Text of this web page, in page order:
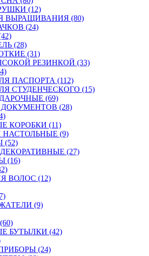
(12)
ВЫРАЩИВАНИЯ (80)
(24)
(28)
(31)
РЕЗИНКОЙ (33)
ПАСПОРТА (112)
СТУДЕНЧЕСКОГО (15)
(69)
(28)
КОРОБКИ (11)
(9)
(27)
(16)
ВОЛОС (12)
(9)
БУТЫЛКИ (42)
(24)